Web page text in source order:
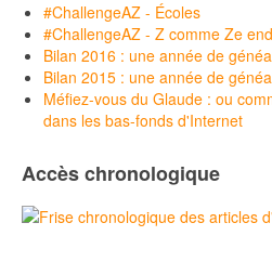
#ChallengeAZ - Écoles
#ChallengeAZ - Z comme Ze end
Bilan 2016 : une année de
Bilan 2015 : une année de
Méfiez-vous du Glaude : ou
dans les bas-fonds d'Internet
Accès chronologique